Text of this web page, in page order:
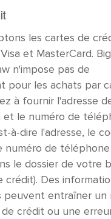
les cartes de
et MasterCard. Big
n'impose pas de
pour les achats par
à fournir l'adresse
et le numéro de
à-dire l'adresse, le
numéro de téléphone
le dossier de votre
crédit). Des
peuvent entraîner un
crédit ou une